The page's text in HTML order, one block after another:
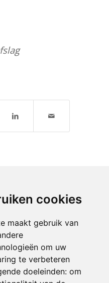
cookies
maakt gebruik van
om uw
te verbeteren
doeleinden: om